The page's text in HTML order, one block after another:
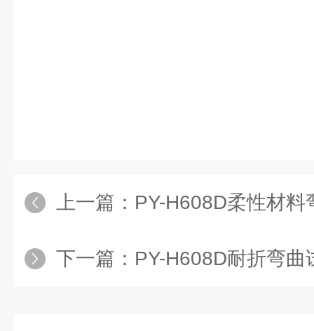
上一篇： PY-H608D柔性材料弯曲测
下一篇： PY-H608D耐折弯曲试验